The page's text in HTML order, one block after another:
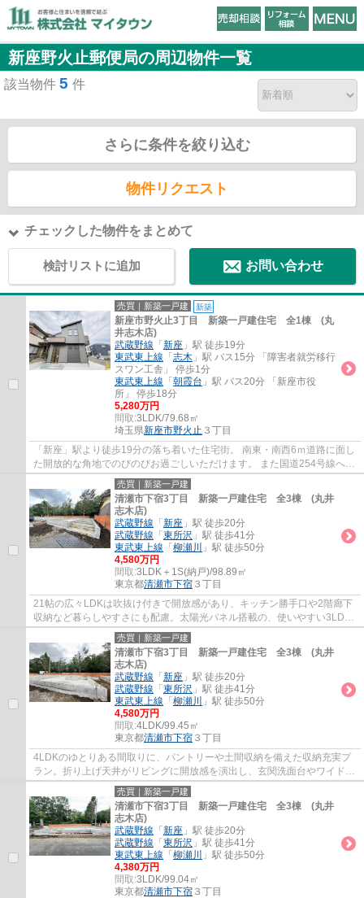
新座野火止郵便局の周辺物件一覧
該当物件 5 件
さらに条件を絞り込む
物件リクエスト
チェックした物件をまとめて
検討リストに追加 お問い合わせ
売買｜新築一戸建 新築
新座市野火止3丁目 新築一戸建住宅 全1棟 (丸
井志木店)
武蔵野線 「 新座 」駅 徒歩19分
東武東上線 「 志木 」駅 バス15分 「障害者就労移行
スワン工舎」 停歩1分
東武東上線 「 朝霞台 」駅 バス20分 「新座市役
所」 停歩18分
5,280万円
間取:3LDK/79.68㎡
埼玉県新座市野火止 ３丁目
「新座」駅より徒歩19分の落ち着いた住宅街。 南東・南西6ｍ道路に面し
た開放的な角地でのびのびお過ごしいただけます。 また国道254号線へス
ムーズにアクセスできるので車での移動も...
売買｜新築一戸建
清瀬市下宿3丁目 新築一戸建住宅 全3棟 (丸井
志木店)
武蔵野線 「 新座 」駅 徒歩20分
武蔵野線 「 東所沢 」駅 徒歩41分
東武東上線 「 柳瀬川
」駅 徒歩50分
4,580万円
間取:3LDK＋1S(納戸)/98.89㎡
東京都清瀬市下宿 ３丁目
21帖の広々LDKは吹抜け付きで開放感があり、キッチン勝手口や2階廊下
収納など暮らしやすさにも配慮。太陽光パネル搭載の、使いやすい3LDK
です。
売買｜新築一戸建
清瀬市下宿3丁目 新築一戸建住宅 全3棟 (丸井
志木店)
武蔵野線 「 新座 」駅 徒歩20分
武蔵野線 「 東所沢 」駅 徒歩41分
東武東上線 「 柳瀬川
」駅 徒歩50分
4,580万円
間取:4LDK/99.45㎡
東京都清瀬市下宿 ３丁目
4LDKのゆとりある間取りに、パントリーや土間収納を備えた収納充実プ
ラン。折り上げ天井がリビングに開放感を演出し、玄関洗面台やワイドバ
ルコニーなど、暮らしやすさにも配慮しました。
売買｜新築一戸建
清瀬市下宿3丁目 新築一戸建住宅 全3棟 (丸井
志木店)
武蔵野線 「 新座 」駅 徒歩20分
武蔵野線 「 東所沢 」駅 徒歩41分
東武東上線 「 柳瀬川
」駅 徒歩50分
4,380万円
間取:3LDK/99.04㎡
東京都清瀬市下宿 ３丁目